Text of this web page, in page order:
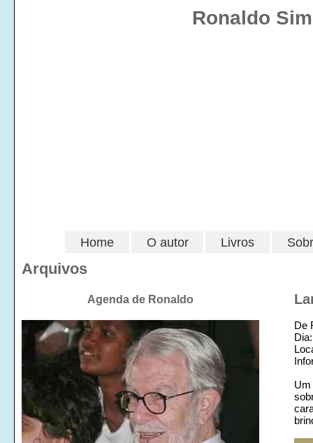
Ronaldo
Home O autor Livros
Arquivos
Agenda de Ronaldo
De
Um